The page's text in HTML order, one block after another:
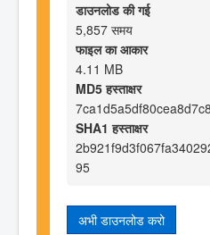
डाउनलोड की गई
5,857 समय
फाइल का आकार
4.11 MB
MD5 हस्ताक्षर
SHA1 हस्ताक्षर
95
अभी डाउनलोड करो